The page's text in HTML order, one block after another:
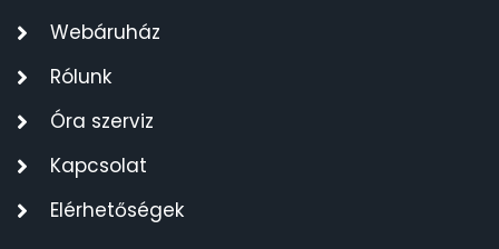
Webáruház
Rólunk
Óra szerviz
Kapcsolat
Elérhetőségek